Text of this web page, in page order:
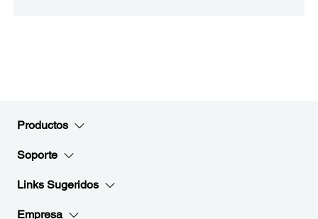
Productos
Soporte
Links Sugeridos
Empresa